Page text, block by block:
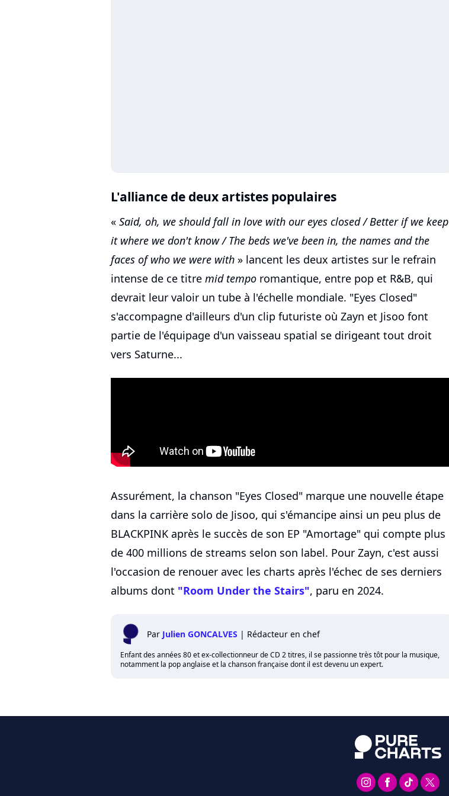
L'alliance de deux artistes populaires
« Said, oh, we should fall in love with our eyes closed / Better if we keep
it where we don't know / The beds we've been in, the namеs and the
faces of who we wеre with » lancent les deux artistes sur le refrain
intense de ce titre mid tempo romantique, entre pop et R&B, qui
devrait leur valoir un tube à l'échelle mondiale. "Eyes Closed"
s'accompagne d'ailleurs d'un clip futuriste où Zayn et Jisoo font
partie de l'équipage d'un vaisseau spatial se dirigeant tout droit
vers Saturne...
Assurément, la chanson "Eyes Closed" marque une nouvelle étape
dans la carrière solo de Jisoo, qui s'émancipe ainsi un peu plus de
BLACKPINK après le succès de son EP "Amortage" qui compte plus
de 400 millions de streams selon son label. Pour Zayn, c'est aussi
l'occasion de renouer avec les charts après l'échec de ses derniers
albums dont "Room Under the Stairs", paru en 2024.
Par Julien GONCALVES | Rédacteur en chef
Enfant des années 80 et ex-collectionneur de CD 2 titres, il se passionne très tôt pour la musique,
notamment la pop anglaise et la chanson française dont il est devenu un expert.